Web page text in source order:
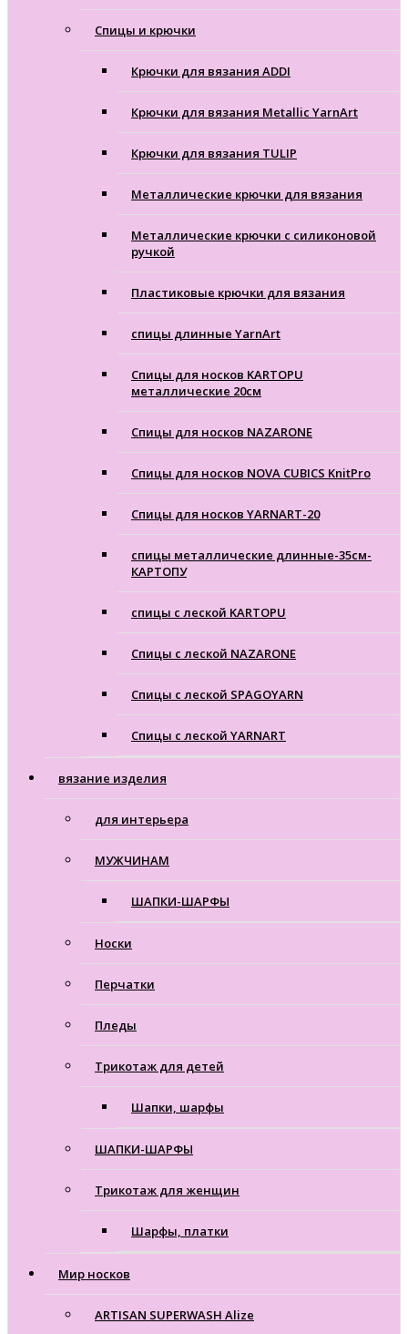
Cпицы и крючки
Крючки для вязания ADDI
Крючки для вязания Metallic YarnArt
Крючки для вязания TULIP
Металлические крючки для вязания
Металлические крючки с силиконовой
ручкой
Пластиковые крючки для вязания
спицы длинные YarnArt
Спицы для носков KARTOPU
металлические 20см
Спицы для носков NAZARONE
Спицы для носков NOVA CUBICS KnitPro
Спицы для носков YARNART-20
спицы металлические длинные-35см-
КАРТОПУ
спицы с леской KARTOPU
Спицы с леской NAZARONE
Спицы с леской SPAGOYARN
Спицы с леской YARNART
вязание изделия
для интерьера
МУЖЧИНАМ
ШАПКИ-ШАРФЫ
Носки
Перчатки
Пледы
Трикотаж для детей
Шапки, шарфы
ШАПКИ-ШАРФЫ
Трикотаж для женщин
Шарфы, платки
Мир носков
ARTISAN SUPERWASH Alize